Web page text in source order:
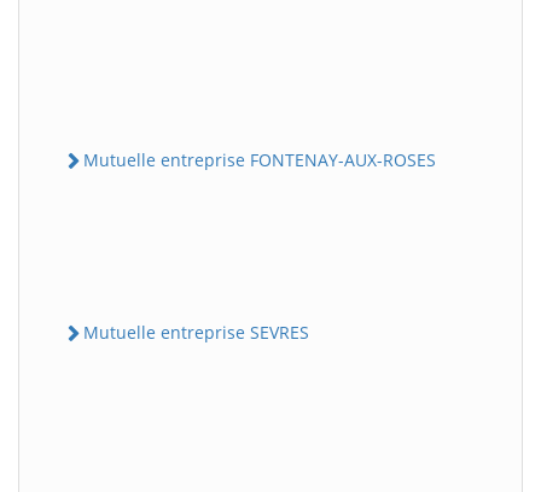
Mutuelle entreprise FONTENAY-AUX-ROSES
Mutuelle entreprise SEVRES